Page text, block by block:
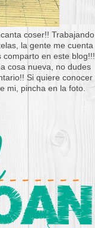
coser!! Trabajando
la gente me cuenta
comparto en este blog!!!
cosa nueva, no dudes
Si quiere conocer
mi, pincha en la foto.